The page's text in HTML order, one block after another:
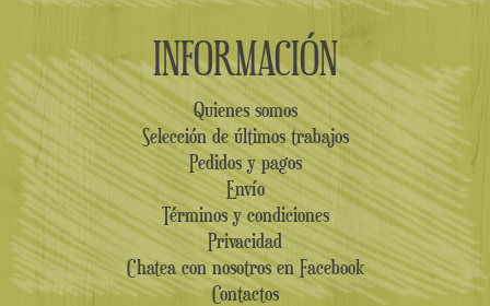
INFORMACIÓN
Quienes somos
Selección de últimos trabajos
Pedidos y pagos
Envío
Términos y condiciones
Privacidad
Chatea con nosotros en Facebook
Contactos